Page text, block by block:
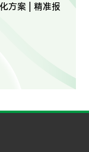
方案 | 精准报